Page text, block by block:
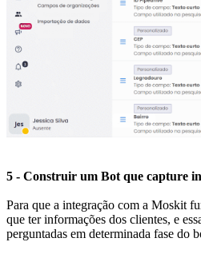
5 - Construir um Bot que capture
Para que a integração com a Moskit
que ter informações dos clientes, e
perguntadas em determinada fase do